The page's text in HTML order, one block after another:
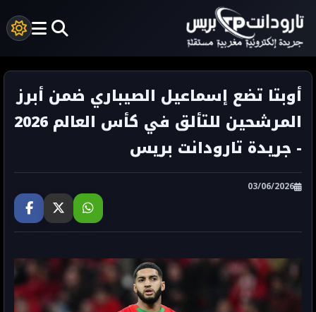
أوبتا تضع إسماعيل الصيباري ضمن أبرز
المرشحين للتألق في كأس العالم 2026
- جريدة تارودانت بريس
03/06/2026